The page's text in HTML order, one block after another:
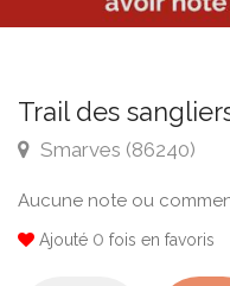
Trail des
Smarves (86240)
Aucune note ou
Ajouté 0 fois en favoris